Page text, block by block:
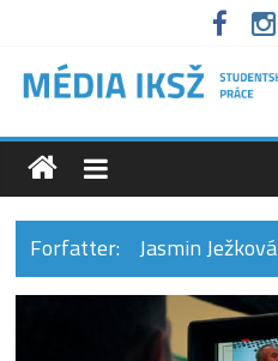
Forfatter: Jasmin Ježková